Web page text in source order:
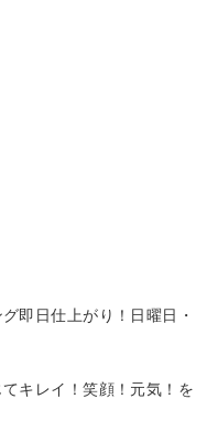
即日仕上がり！日曜日・
キレイ！笑顔！元気！を